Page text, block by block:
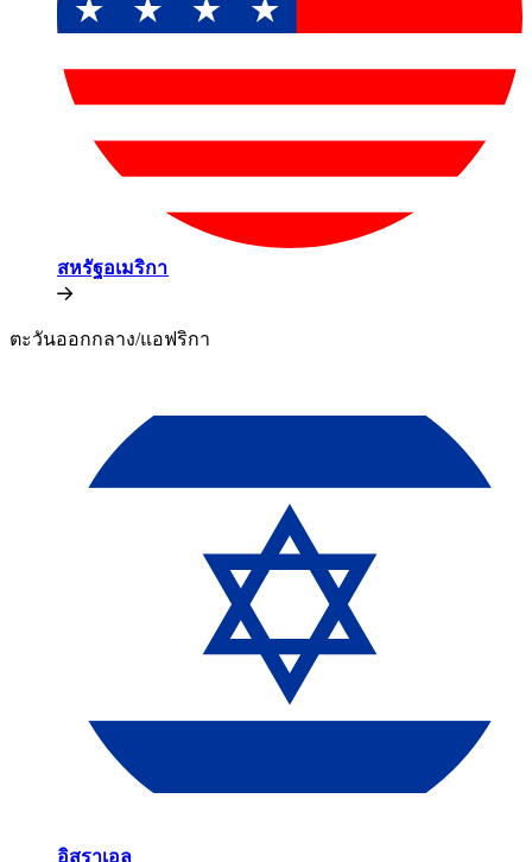
สหรัฐอเมริกา​​
ตะวันออกกลาง/แอฟริกา​​
อิสราเอล​​